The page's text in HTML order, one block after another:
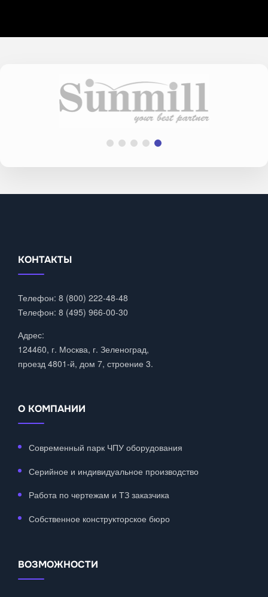
КОНТАКТЫ
Телефон: 8 (800) 222-48-48
Телефон: 8 (495) 966-00-30
Адрес:
124460, г. Москва, г. Зеленоград,
проезд 4801-й, дом 7, строение 3.
О КОМПАНИИ
Современный парк ЧПУ оборудования
Серийное и индивидуальное производство
Работа по чертежам и ТЗ заказчика
Собственное конструкторское бюро
ВОЗМОЖНОСТИ